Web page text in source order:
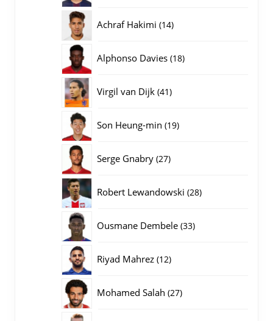
Achraf Hakimi 1414
Alphonso Davies 1818
Virgil van Dijk 4141
Son Heung-min 1919
Serge Gnabry 2727
Robert Lewandowski 2828
Ousmane Dembele 3333
Riyad Mahrez 1212
Mohamed Salah 2727